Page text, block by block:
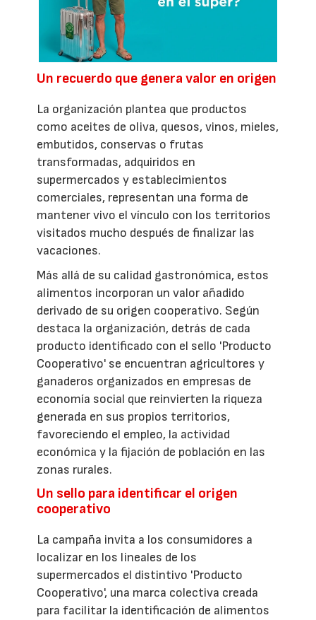
Un recuerdo que genera valor en origen
La organización plantea que productos
como aceites de oliva, quesos, vinos, mieles,
embutidos, conservas o frutas
transformadas, adquiridos en
supermercados y establecimientos
comerciales, representan una forma de
mantener vivo el vínculo con los territorios
visitados mucho después de finalizar las
vacaciones.
Más allá de su calidad gastronómica, estos
alimentos incorporan un valor añadido
derivado de su origen cooperativo. Según
destaca la organización, detrás de cada
producto identificado con el sello 'Producto
Cooperativo' se encuentran agricultores y
ganaderos organizados en empresas de
economía social que reinvierten la riqueza
generada en sus propios territorios,
favoreciendo el empleo, la actividad
económica y la fijación de población en las
zonas rurales.
Un sello para identificar el origen
cooperativo
La campaña invita a los consumidores a
localizar en los lineales de los
supermercados el distintivo 'Producto
Cooperativo', una marca colectiva creada
para facilitar la identificación de alimentos